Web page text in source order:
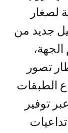
لصغار
جديد من
الجهة،
تصور
الطبقات
توفير